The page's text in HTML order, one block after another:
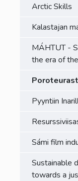
Arctic Skills
Kalastajan
MÁHTUT -
the era of
Pyyntiin
Sámi film
Sustainable
towards a